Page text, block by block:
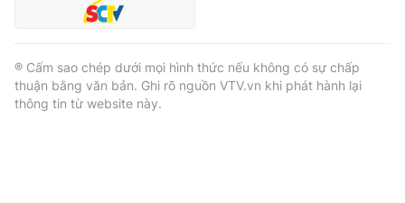
® Cấm sao chép dưới mọi hình thức nếu không có sự chấp
thuận bằng văn bản. Ghi rõ nguồn VTV.vn khi phát hành lại
thông tin từ website này.